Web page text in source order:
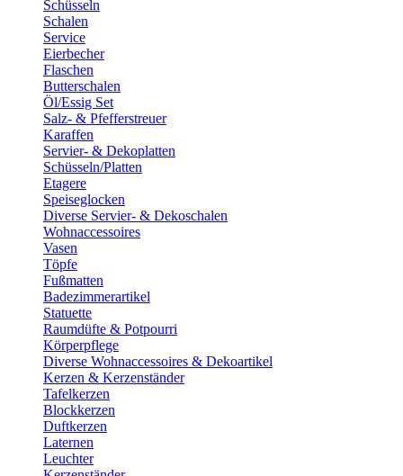
Schüsseln
Schalen
Service
Eierbecher
Flaschen
Butterschalen
Öl/Essig Set
Salz- & Pfefferstreuer
Karaffen
Servier- & Dekoplatten
Schüsseln/Platten
Etagere
Speiseglocken
Diverse Servier- & Dekoschalen
Wohnaccessoires
Vasen
Töpfe
Fußmatten
Badezimmerartikel
Statuette
Raumdüfte & Potpourri
Körperpflege
Diverse Wohnaccessoires & Dekoartikel
Kerzen & Kerzenständer
Tafelkerzen
Blockkerzen
Duftkerzen
Laternen
Leuchter